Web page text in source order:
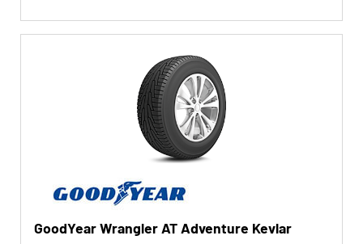
GoodYear Wrangler AT Adventure Kevlar